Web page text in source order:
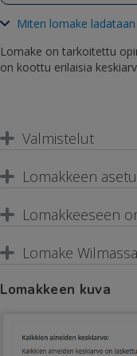
Miten lomake
Lomake on tarkoitettu
on koottu erilaisia
Valmistelut
Lomakkeen
Lomakkeeseen
Lomake Wilmassa
Lomakkeen kuva